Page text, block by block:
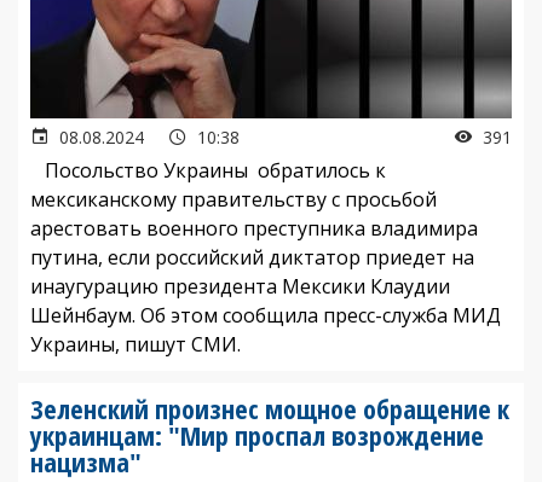
08.08.2024 10:38 391
Посольство Украины обратилось к
мексиканскому правительству с просьбой
арестовать военного преступника владимира
путина, если российский диктатор приедет на
инаугурацию президента Мексики Клаудии
Шейнбаум. Об этом сообщила пресс-служба МИД
Украины, пишут СМИ.
Зеленский произнес мощное обращение к
украинцам: "Мир проспал возрождение
нацизма"